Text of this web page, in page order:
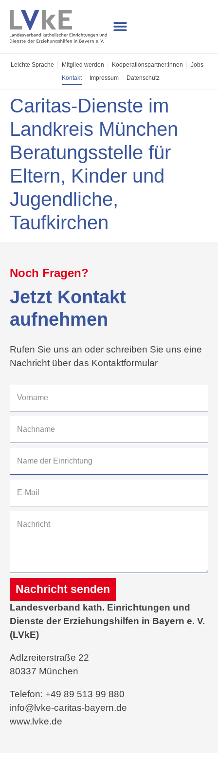
Leichte Sprache Mitglied werden Kooperations­partner:innen Jobs
Kontakt Impressum Datenschutz
Caritas-Dienste im
Landkreis München
Beratungsstelle für
Eltern, Kinder und
Jugendliche,
Taufkirchen
Noch Fragen?
Jetzt Kontakt
aufnehmen
Rufen Sie uns an oder schreiben Sie uns eine
Nachricht über das Kontaktformular
Nachricht senden
Alternative:
Landesverband kath. Einrichtungen und
Dienste der Erziehungshilfen in Bayern e. V.
(LVkE)
Adlzreiterstraße 22
80337 München
Telefon: +49 89 513 99 880
info@lvke-caritas-bayern.de
www.lvke.de